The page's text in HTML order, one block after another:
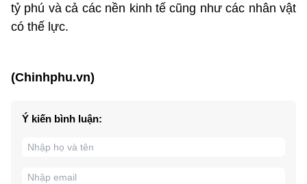
tỷ phú và cả các nền kinh tế cũng như các nhân vật
có thế lực.
(Chinhphu.vn)
Ý kiến bình luận: